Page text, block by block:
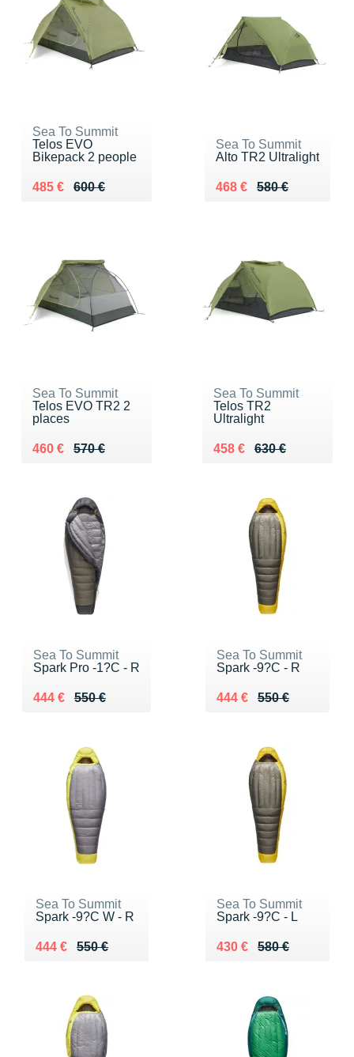
Sea To Summit
Telos EVO
Bikepack 2 people
600 €
Au lieu de 600 €
485 €
Vendu 485 €
Sea To Summit
Alto TR2 Ultralight
580 €
Au lieu de 580 €
468 €
Vendu 468 €
Sea To Summit
Telos EVO TR2 2
places
570 €
Au lieu de 570 €
460 €
Vendu 460 €
Sea To Summit
Telos TR2
Ultralight
630 €
Au lieu de 630 €
458 €
Vendu 458 €
Sea To Summit
Spark Pro -1?C - R
550 €
Au lieu de 550 €
444 €
Vendu 444 €
Sea To Summit
Spark -9?C - R
550 €
Au lieu de 550 €
444 €
Vendu 444 €
Sea To Summit
Spark -9?C W - R
550 €
Au lieu de 550 €
444 €
Vendu 444 €
Sea To Summit
Spark -9?C - L
580 €
Au lieu de 580 €
430 €
Vendu 430 €